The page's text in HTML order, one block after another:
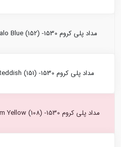
مداد پلی کروم Middle Phthalo Blue (152) -1530 فابرکاستل
مداد پلی کروم HelioBlue-Reddish (151) -1530 فابرکاستل
مداد پلی کروم Dark Cadmium Yellow (108) -1530 فابرکاستل